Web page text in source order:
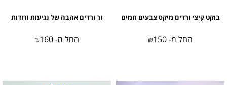
בוקט קיצי ורדים מיקס צבעים חמים
החל מ- ₪150
זר ורדים אהבה של נגיעות ורודות
החל מ- ₪160